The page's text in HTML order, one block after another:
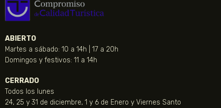
ABIERTO
Martes a sábado: 10 a 14h | 17 a 20h
Domingos y festivos: 11 a 14h
CERRADO
Todos los lunes
24, 25 y 31 de diciembre, 1 y 6 de Enero y Viernes Santo